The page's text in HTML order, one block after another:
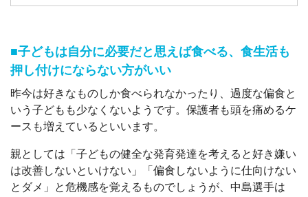
■子どもは自分に必要だと思えば食べる、食生活も
押し付けにならない方がいい
昨今は好きなものしか食べられなかったり、過度な偏食と
いう子どもも少なくないようです。保護者も頭を痛めるケ
ースも増えているといいます。
親としては「子どもの健全な発育発達を考えると好き嫌い
は改善しないといけない」「偏食しないように仕向けない
とダメ」と危機感を覚えるものでしょうが、中島選手は